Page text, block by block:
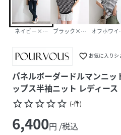
ネイビー×オフホワイトブラック×オフホワイト
オフホワイ
favorite_border お気に入りシ
パネルボーダードルマンニッ
ップス半袖ニット レディース
star_borderstar_borderstar_borderstar_borderstar_border (-件)
6,400円 /税込